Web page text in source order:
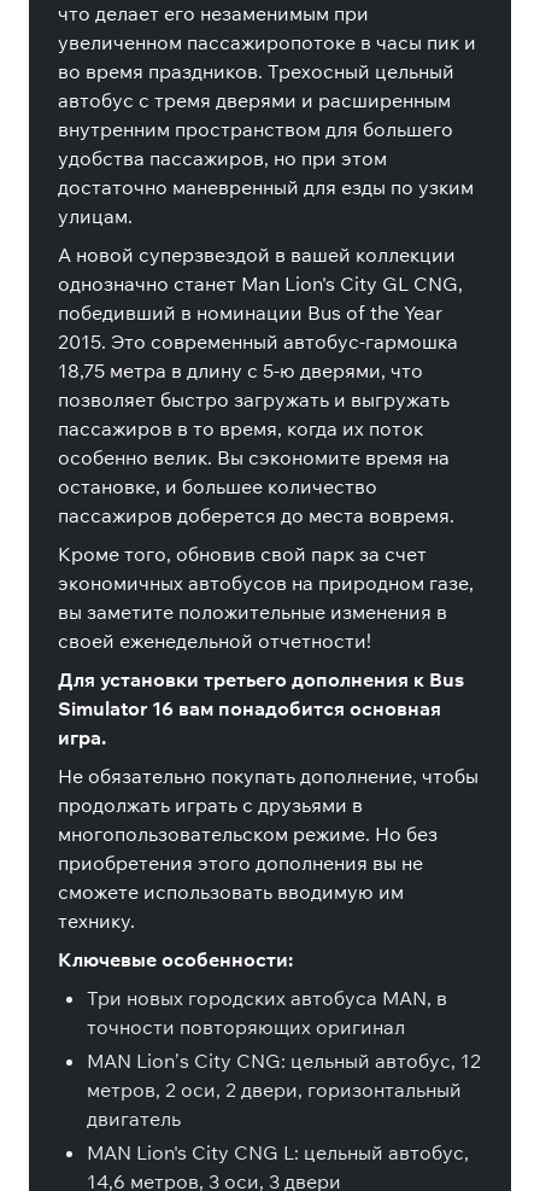
что делает его незаменимым при
увеличенном пассажиропотоке в часы пик и
во время праздников. Трехосный цельный
автобус с тремя дверями и расширенным
внутренним пространством для большего
удобства пассажиров, но при этом
достаточно маневренный для езды по узким
улицам.
А новой суперзвездой в вашей коллекции
однозначно станет Man Lion's City GL CNG,
победивший в номинации Bus of the Year
2015. Это современный автобус-гармошка
18,75 метра в длину с 5-ю дверями, что
позволяет быстро загружать и выгружать
пассажиров в то время, когда их поток
особенно велик. Вы сэкономите время на
остановке, и большее количество
пассажиров доберется до места вовремя.
Кроме того, обновив свой парк за счет
экономичных автобусов на природном газе,
вы заметите положительные изменения в
своей еженедельной отчетности!
Для установки третьего дополнения к Bus
Simulator 16 вам понадобится основная
игра.
Не обязательно покупать дополнение, чтобы
продолжать играть с друзьями в
многопользовательском режиме. Но без
приобретения этого дополнения вы не
сможете использовать вводимую им
технику.
Ключевые особенности:
Три новых городских автобуса MAN, в
точности повторяющих оригинал
MAN Lion’s City CNG: цельный автобус, 12
метров, 2 оси, 2 двери, горизонтальный
двигатель
MAN Lion's City CNG L: цельный автобус,
14,6 метров, 3 оси, 3 двери